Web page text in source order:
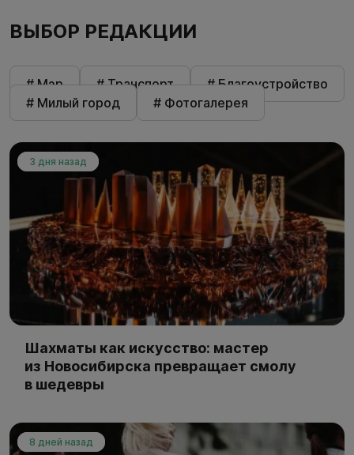
ВЫБОР РЕДАКЦИИ
# Мэр # Транспорт
# Благоустройство
# Милый город
# Фотогалерея
3 дня назад
Шахматы как искусство: мастер
из Новосибирска превращает смолу
в шедевры
8 дней назад